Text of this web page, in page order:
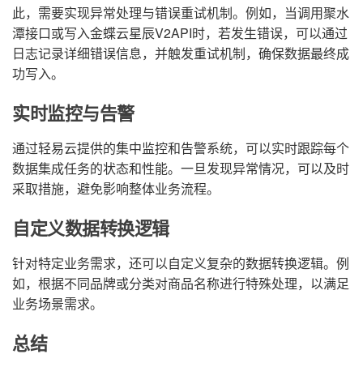
此，需要实现异常处理与错误重试机制。例如，当调用聚水
潭接口或写入金蝶云星辰V2API时，若发生错误，可以通过
日志记录详细错误信息，并触发重试机制，确保数据最终成
功写入。
实时监控与告警
通过轻易云提供的集中监控和告警系统，可以实时跟踪每个
数据集成任务的状态和性能。一旦发现异常情况，可以及时
采取措施，避免影响整体业务流程。
自定义数据转换逻辑
针对特定业务需求，还可以自定义复杂的数据转换逻辑。例
如，根据不同品牌或分类对商品名称进行特殊处理，以满足
业务场景需求。
总结